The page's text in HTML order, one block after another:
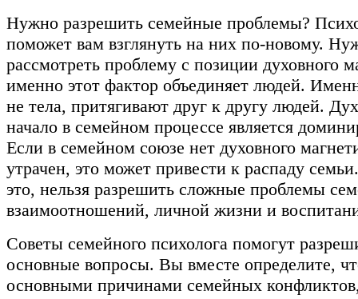
Нужно разрешить семейные проблемы?
поможет вам взглянуть на них по-новому.
рассмотреть проблему с позиции духовного
именно этот фактор объединяет людей.
не тела, притягивают друг к другу людей.
начало в семейном процессе является
Если в семейном союзе нет духовного
утрачен, это может привести к распаду
это, нельзя разрешить сложные проблемы
взаимоотношений, личной жизни и
Советы семейного психолога помогут
основные вопросы. Вы вместе определите,
основными причинами семейных